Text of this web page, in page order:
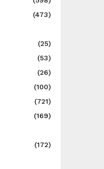
(473)
(25)
(53)
(26)
(100)
(721)
(169)
(172)